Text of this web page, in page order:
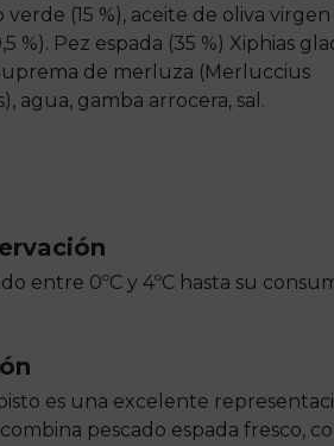
verde (15 %), aceite de oliva virgen
%). Pez espada (35 %) Xiphias
de merluza (Merluccius
agua, gamba arrocera, sal.
entre 0ºC y 4ºC hasta su
es una excelente
pescado espada fresco,